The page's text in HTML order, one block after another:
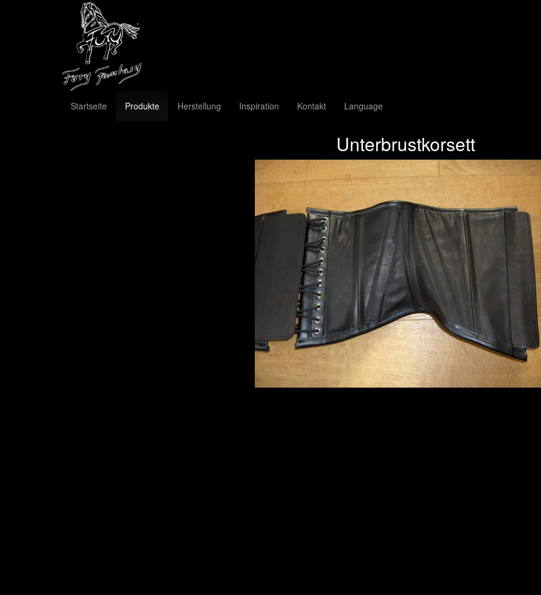
Startseite Produkte Herstellung Inspiration Kontakt Language
Unterbrustkorsett